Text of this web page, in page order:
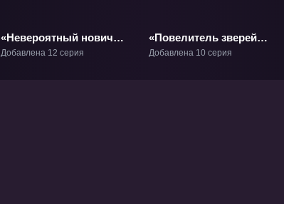
«Невероятный новичок
средних лет,
Добавлена 12 серия
«Повелитель зверей
эволюция наоборот»
Добавлена 10 серия